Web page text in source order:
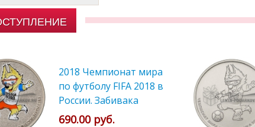
2018 Чемпионат мира
по футболу FIFA 2018 в
России. Забивака
цветной
690.00 руб.